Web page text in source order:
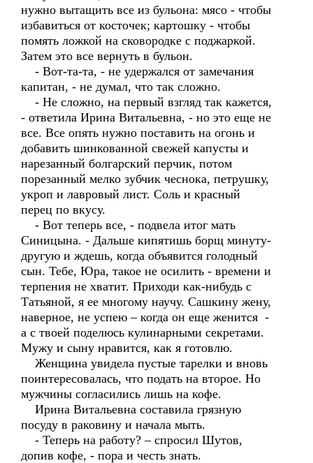
нужно вытащить все из бульона: мясо - чтобы
избавиться от косточек; картошку - чтобы
помять ложкой на сковородке с поджаркой.
Затем это все вернуть в бульон.
- Вот-та-та, - не удержался от замечания
капитан, - не думал, что так сложно.
- Не сложно, на первый взгляд так кажется,
- ответила Ирина Витальевна, - но это еще не
все. Все опять нужно поставить на огонь и
добавить шинкованной свежей капусты и
нарезанный болгарский перчик, потом
порезанный мелко зубчик чеснока, петрушку,
укроп и лавровый лист. Соль и красный
перец по вкусу.
- Вот теперь все, - подвела итог мать
Синицына. - Дальше кипятишь борщ минуту-
другую и ждешь, когда объявится голодный
сын. Тебе, Юра, такое не осилить - времени и
терпения не хватит. Приходи как-нибудь с
Татьяной, я ее многому научу. Сашкину жену,
наверное, не успею – когда он еще женится -
а с твоей поделюсь кулинарными секретами.
Мужу и сыну нравится, как я готовлю.
Женщина увидела пустые тарелки и вновь
поинтересовалась, что подать на второе. Но
мужчины согласились лишь на кофе.
Ирина Витальевна составила грязную
посуду в раковину и начала мыть.
- Теперь на работу? – спросил Шутов,
допив кофе, - пора и честь знать.